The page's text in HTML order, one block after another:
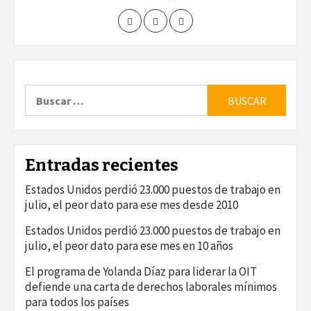
Entradas recientes
Estados Unidos perdió 23.000 puestos de trabajo en
julio, el peor dato para ese mes desde 2010
Estados Unidos perdió 23.000 puestos de trabajo en
julio, el peor dato para ese mes en 10 años
El programa de Yolanda Díaz para liderar la OIT
defiende una carta de derechos laborales mínimos
para todos los países